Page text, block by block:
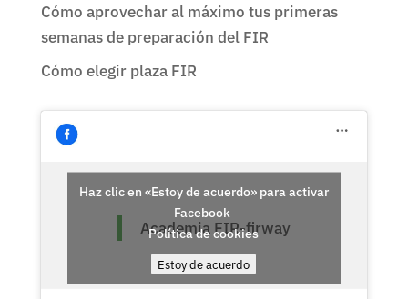
Cómo aprovechar al máximo tus primeras
semanas de preparación del FIR
Cómo elegir plaza FIR
Academia FIR-firway
Haz clic en «Estoy de acuerdo» para activar
Facebook
Política de cookies
Estoy de acuerdo